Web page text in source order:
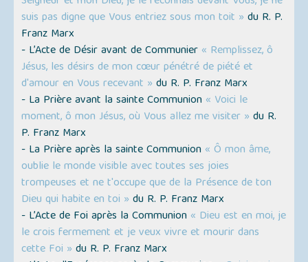
suis pas digne que Vous entriez sous mon toit » du R. P.
Franz Marx
- L’Acte de Désir avant de Communier « Remplissez, ô
Jésus, les désirs de mon cœur pénétré de piété et
d'amour en Vous recevant » du R. P. Franz Marx
- La Prière avant la sainte Communion « Voici le
moment, ô mon Jésus, où Vous allez me visiter » du R.
P. Franz Marx
- La Prière après la sainte Communion « Ô mon âme,
oublie le monde visible avec toutes ses joies
trompeuses et ne t'occupe que de la Présence de ton
Dieu qui habite en toi » du R. P. Franz Marx
- L’Acte de Foi après la Communion « Dieu est en moi, je
le crois fermement et je veux vivre et mourir dans
cette Foi » du R. P. Franz Marx